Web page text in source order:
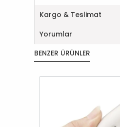
BENZER ÜRÜNLER
Kargo & Teslimat
Yorumlar